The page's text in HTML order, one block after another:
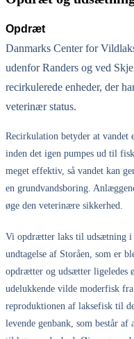
Opdræt
Danmarks Center for
udenfor Randers og ved
recirkulerede enheder, der
veterinær status.
Recirkulation betyder at vandet
inden det igen pumpes ud til
meget effektiv, så vandet kan
en grundvandsboring.
øge den veterinære sikkerhed.
Vi opdrætter laks til udsætning i
undtagelse af Storåen, som er
opdrætter og udsætter ligeledes
udelukkende vilde moderfisk
reproduktionen af laksefisk til
levende genbank, som består